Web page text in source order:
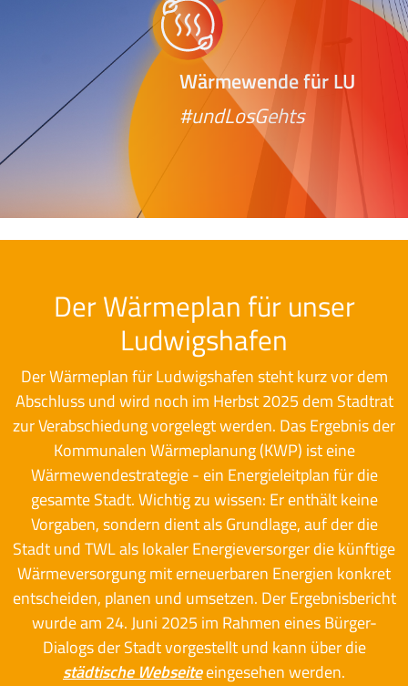
Wärmewende für LU
#undLosGehts
Der Wärmeplan für unser
Ludwigshafen
Der Wärmeplan für Ludwigshafen steht kurz vor dem
Abschluss und wird noch im Herbst 2025 dem Stadtrat
zur Verabschiedung vorgelegt werden. Das Ergebnis der
Kommunalen Wärmeplanung (KWP) ist eine
Wärmewendestrategie - ein Energieleitplan für die
gesamte Stadt. Wichtig zu wissen: Er enthält keine
Vorgaben, sondern dient als Grundlage, auf der die
Stadt und TWL als lokaler Energieversorger die künftige
Wärmeversorgung mit erneuerbaren Energien konkret
entscheiden, planen und umsetzen. Der Ergebnisbericht
wurde am 24. Juni 2025 im Rahmen eines Bürger-
Dialogs der Stadt vorgestellt und kann über die
städtische Webseiteeingesehen werden.